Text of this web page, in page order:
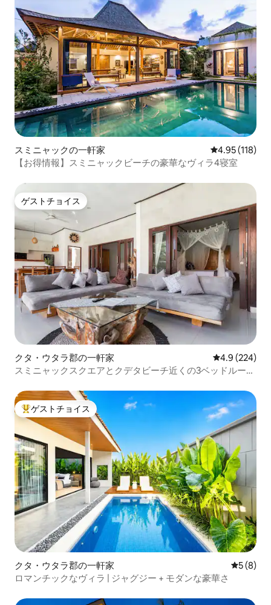
スミニャックの一軒家 レビュー118
4.95 (118)
【お得情報】スミニャックビーチの豪華なヴィラ4寝室
ゲストチョイス
ゲストチョイス
クタ・ウタラ郡の一軒家 レビュー224
4.9 (224)
スミニャックスクエアとクデタビーチ近くの3ベッドルーム
大好評のゲストチョイスです。
ゲストチョイス
クタ・ウタラ郡の一軒家 レビュー
5 (8)
ロマンチックなヴィラ | ジャグジー + モダンな豪華さ